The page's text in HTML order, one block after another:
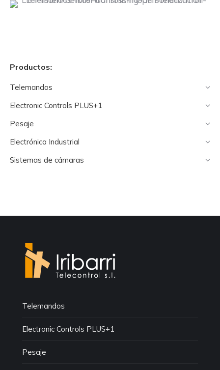
Productos:
Telemandos
Electronic Controls PLUS+1
Pesaje
Electrónica Industrial
Sistemas de cámaras
Telemandos
Electronic Controls PLUS+1
Pesaje